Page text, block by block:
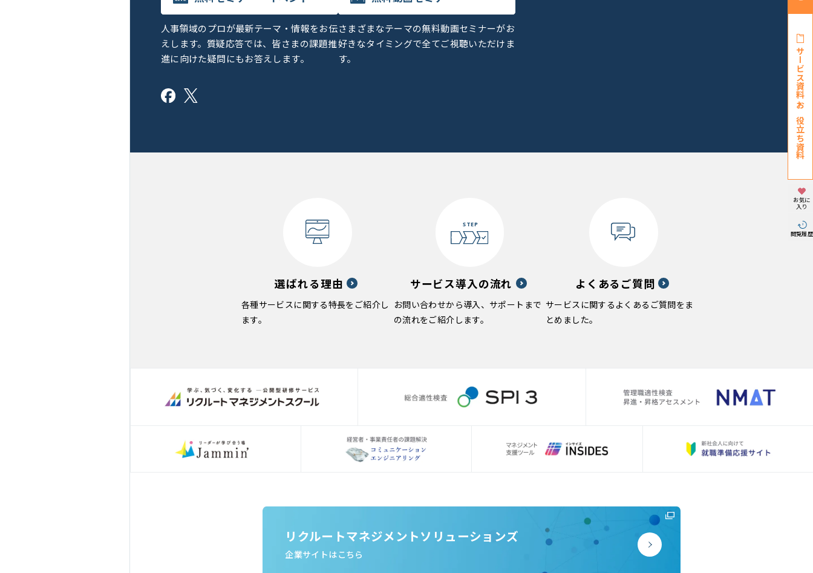
人事領域のプロが最新テーマ・情報をお伝
えします。質疑応答では、皆さまの課題推
進に向けた疑問にもお答えします。
さまざまなテーマの無料動画セミナーがお
好きなタイミングで全てご視聴いただけま
す。
選ばれる理由
各種サービスに関する特長をご紹介し
ます。
サービス導入の流れ
お問い合わせから導入、サポートまで
の流れをご紹介します。
よくあるご質問
サービスに関するよくあるご質問をま
とめました。
リクルートマネジメントソリューションズ
企業サイトはこちら
サービス資料・
お役立ち資料
お気に
入り
閲覧履歴